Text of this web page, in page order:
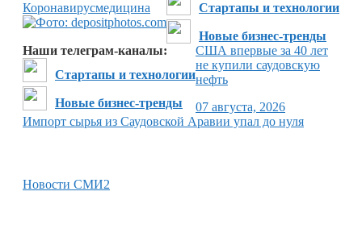
Стартапы и технологии
Новые бизнес-тренды
Наши телеграм-каналы:
Стартапы и технологии
Новые бизнес-тренды
Коронавирусмедицина
США впервые за 40 лет
не купили саудовскую
нефть
07 августа, 2026
Импорт сырья из Саудовской Аравии упал до нуля
Новости СМИ2